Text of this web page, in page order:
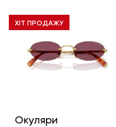
ХІТ ПРОДАЖУ
Окуляри